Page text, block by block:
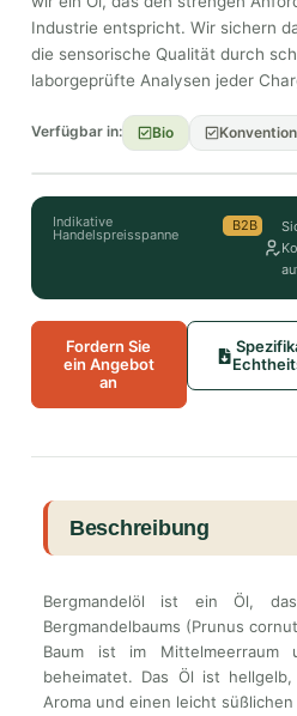
Industrie entspricht. Wir sichern
die sensorische Qualität durch
laborgeprüfte Analysen jeder
Verfügbar in: Bio
Indikative
Handelspreisspanne
B2B
Fordern Sie
ein Angebot
an
Beschreibung
Bergmandelöl ist ein Öl,
Bergmandelbaums (Prunus
Baum ist im Mittelmeerraum
beheimatet. Das Öl ist
Aroma und einen leicht süßlichen